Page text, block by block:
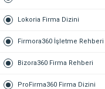
Lokoria Firma Dizini
Firmora360 İşletme Rehberi
Bizora360 Firma Rehberi
ProFirma360 Firma Dizini